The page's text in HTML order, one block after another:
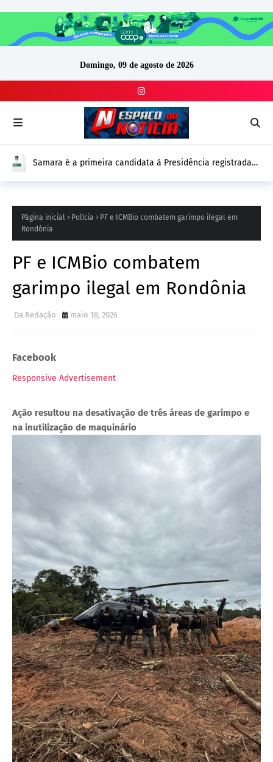
Domingo, 09 de agosto de 2026
Samara é a primeira candidata à Presidência registrada
Página inicial Polícia
PF e ICMBio combatem garimpo ilegal em
Rondônia
PF e ICMBio combatem
garimpo ilegal em Rondônia
Da Redação maio 18, 2026
Facebook
Responsive Advertisement
Ação resultou na desativação de três áreas de garimpo e
na inutilização de maquinário